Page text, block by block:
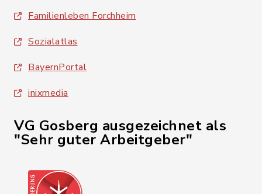
Familienleben Forchheim
Sozialatlas
BayernPortal
inixmedia
VG Gosberg ausgezeichnet als
"Sehr guter Arbeitgeber"